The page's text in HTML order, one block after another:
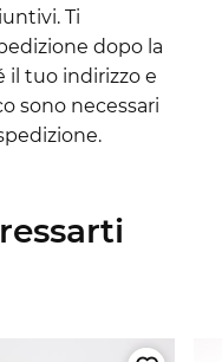
Ti
dopo la
il tuo indirizzo e
sono necessari